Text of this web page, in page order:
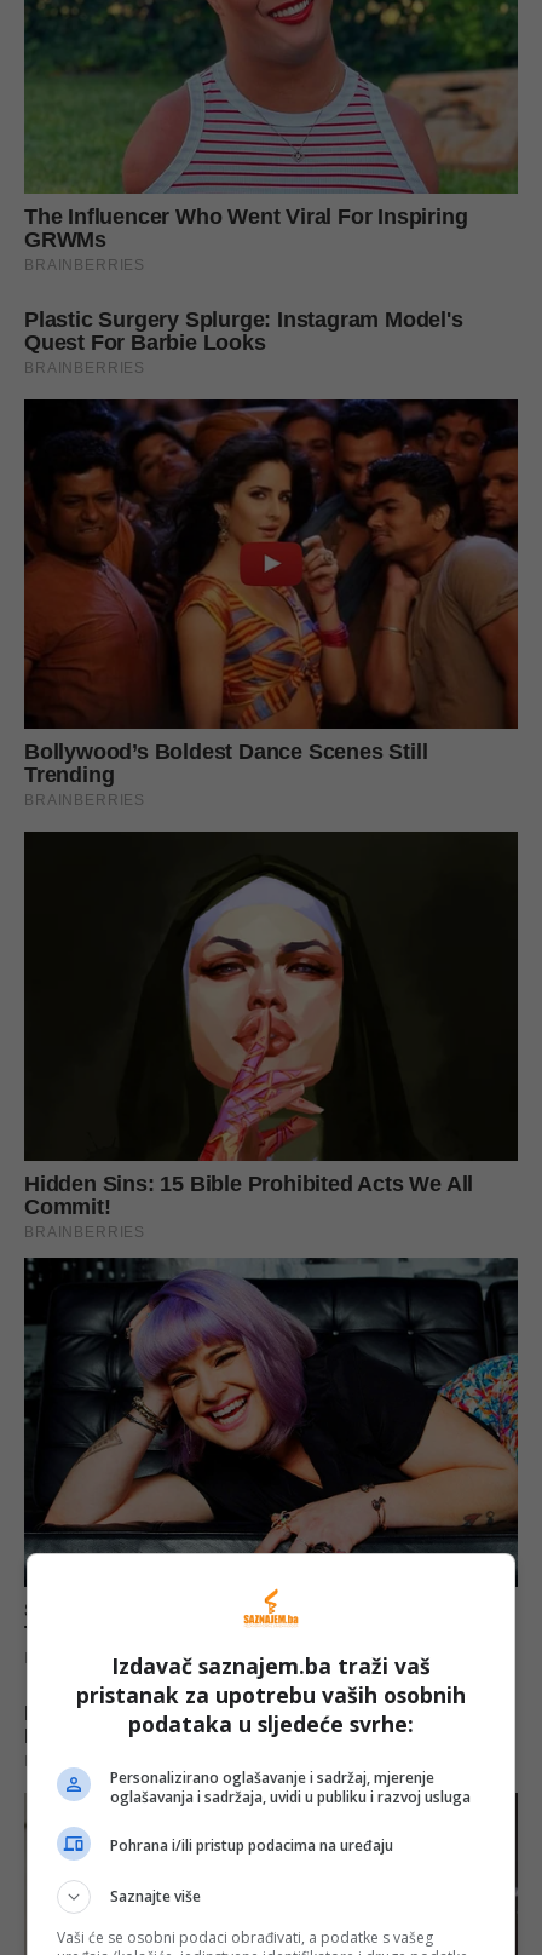
Izdavač saznajem.ba traži vaš
pristanak za upotrebu vaših osobnih
podataka u sljedeće svrhe:
Personalizirano oglašavanje i sadržaj, mjerenje
oglašavanja i sadržaja, uvidi u publiku i razvoj usluga
Pohrana i/ili pristup podacima na uređaju
Saznajte više
Vaši će se osobni podaci obrađivati, a podatke s vašeg